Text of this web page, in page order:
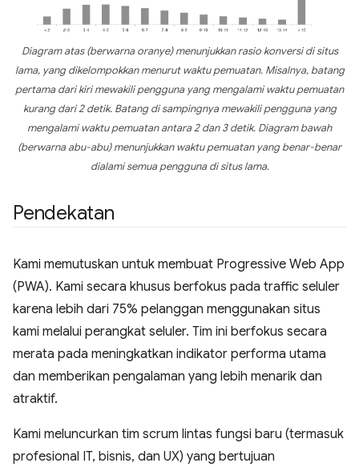
Diagram atas (berwarna oranye) menunjukkan rasio konversi di situs
lama, yang dikelompokkan menurut waktu pemuatan. Misalnya, batang
pertama dari kiri mewakili pengguna yang mengalami waktu pemuatan
kurang dari 2 detik. Batang di sampingnya mewakili pengguna yang
mengalami waktu pemuatan antara 2 dan 3 detik. Diagram bawah
(berwarna abu-abu) menunjukkan waktu pemuatan yang benar-benar
dialami semua pengguna di situs lama.
Pendekatan
Kami memutuskan untuk membuat Progressive Web App
(PWA). Kami secara khusus berfokus pada traffic seluler
karena lebih dari 75% pelanggan menggunakan situs
kami melalui perangkat seluler. Tim ini berfokus secara
merata pada meningkatkan indikator performa utama
dan memberikan pengalaman yang lebih menarik dan
atraktif.
Kami meluncurkan tim scrum lintas fungsi baru (termasuk
profesional IT, bisnis, dan UX) yang bertujuan